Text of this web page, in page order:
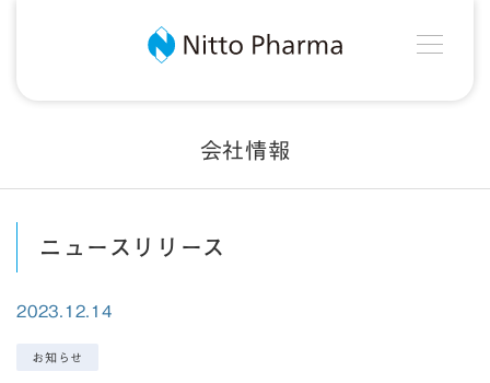
Nitto Pharma
会社情報
ニュースリリース
2023.12.14
お知らせ